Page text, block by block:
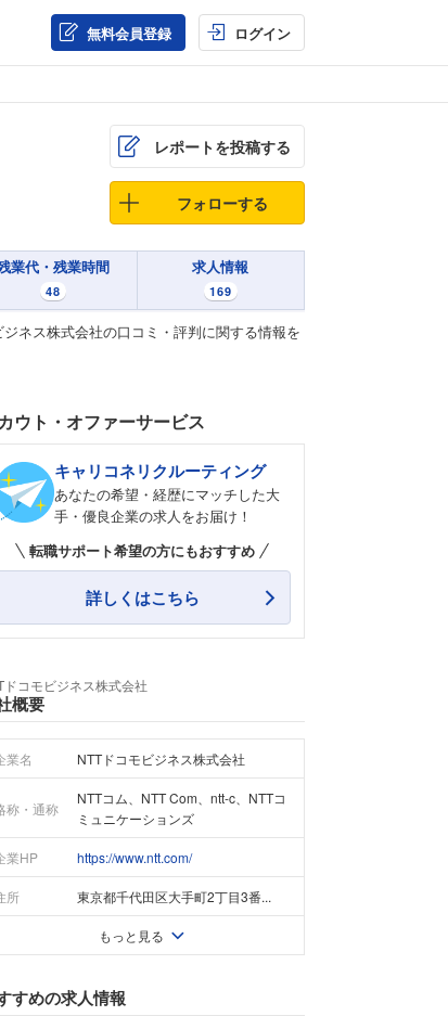
無料会員登録 ログイン
レポートを投稿する
フォローする
業代・残業時間
48
求人情報
169
ネス株式会社の口コミ・評判に関する情報を
ウト・オファーサービス
キャリコネリクルーティング
あなたの希望・経歴にマッチした大
手・優良企業の求人をお届け！
転職サポート希望の方にもおすすめ
詳しくはこちら
ドコモビジネス株式会社
概要
業名 NTTドコモビジネス株式会社
称・通称
NTTコム、NTT Com、ntt-c、NTTコ
ミュニケーションズ
業HP https://www.ntt.com/
所 東京都千代田区大手町2丁目3番...
もっと見る
すめの求人情報